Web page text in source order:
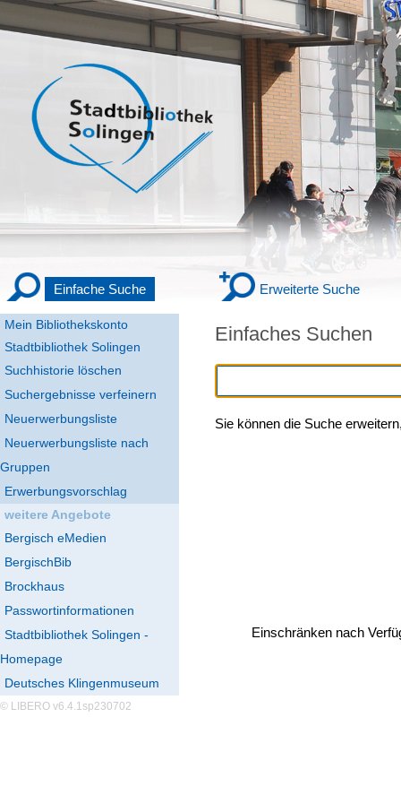
Mein Bibliothekskonto
Stadtbibliothek Solingen
Einfache Suche Erweiterte Suche
Suchhistorie löschen
Suchergebnisse verfeinern
Neuerwerbungsliste
Neuerwerbungsliste nach
Gruppen
Erwerbungsvorschlag
weitere Angebote
Bergisch eMedien
BergischBib
Brockhaus
Passwortinformationen
Stadtbibliothek Solingen -
Homepage
Deutsches Klingenmuseum
© LIBERO v6.4.1sp230702
Einfaches Suchen
Sie können die Suche
Einschränken nach